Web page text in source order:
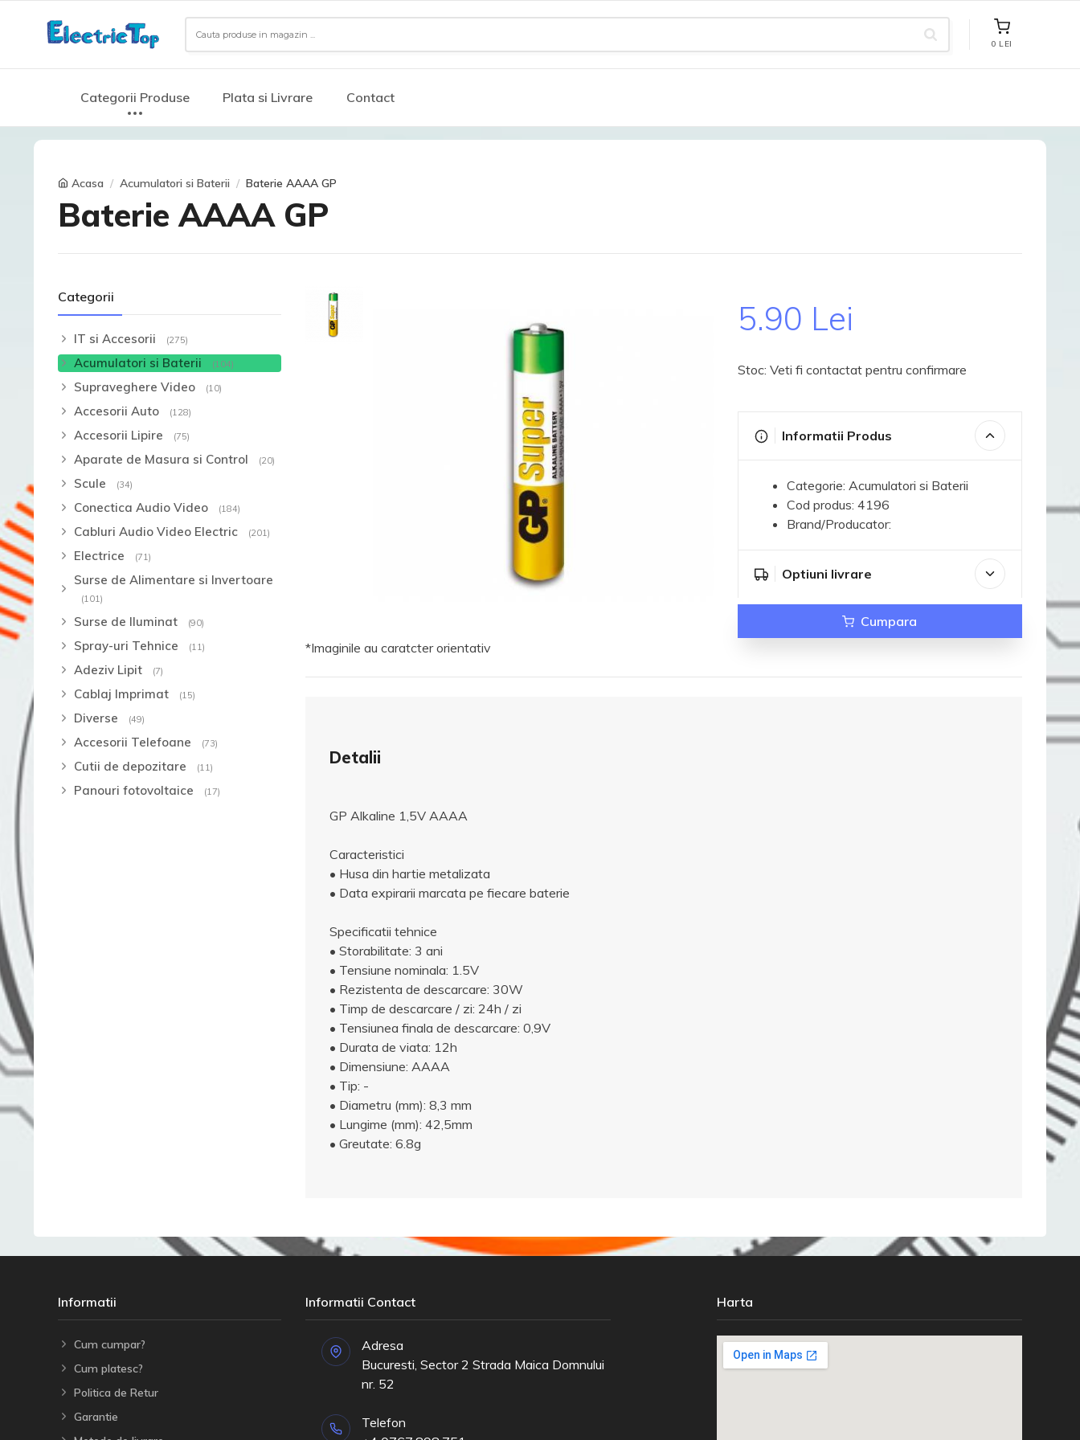
0 LEI
Categorii Produse Plata si Livrare Contact
Acasa Acumulatori si Baterii Baterie AAAA GP
Baterie AAAA GP
Categorii
IT si Accesorii (275)
Acumulatori si Baterii (104)
Supraveghere Video (10)
Accesorii Auto (128)
Accesorii Lipire (75)
Aparate de Masura si Control (20)
Scule (34)
Conectica Audio Video (184)
Cabluri Audio Video Electric (201)
Electrice (71)
Surse de Alimentare si Invertoare
(101)
Surse de Iluminat (90)
Spray-uri Tehnice (11)
Adeziv Lipit (7)
Cablaj Imprimat (15)
Diverse (49)
Accesorii Telefoane (73)
Cutii de depozitare (11)
Panouri fotovoltaice (17)
5.90 Lei
Stoc: Veti fi contactat pentru confirmare
Informatii Produs
Categorie: Acumulatori si Baterii
Cod produs: 4196
Brand/Producator:
Optiuni livrare
Cumpara
*Imaginile au caratcter orientativ
Detalii
GP Alkaline 1,5V AAAA
Caracteristici
• Husa din hartie metalizata
• Data expirarii marcata pe fiecare baterie
Specificatii tehnice
• Storabilitate: 3 ani
• Tensiune nominala: 1.5V
• Rezistenta de descarcare: 30W
• Timp de descarcare / zi: 24h / zi
• Tensiunea finala de descarcare: 0,9V
• Durata de viata: 12h
• Dimensiune: AAAA
• Tip: -
• Diametru (mm): 8,3 mm
• Lungime (mm): 42,5mm
• Greutate: 6.8g
Informatii
Cum cumpar?
Cum platesc?
Politica de Retur
Garantie
Informatii Contact
Adresa
Bucuresti, Sector 2 Strada Maica Domnului
nr. 52
Telefon
Harta